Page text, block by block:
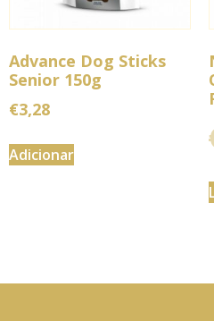
Advance Dog Sticks
Senior 150g
€3,28
Adicionar